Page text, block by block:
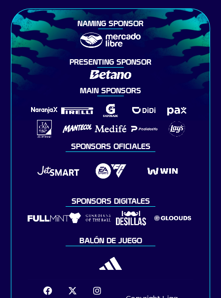
NAMING SPONSOR
PRESENTING SPONSOR
MAIN SPONSORS
SPONSORS OFICIALES
SPONSORS DIGITALES
BALÓN DE JUEGO